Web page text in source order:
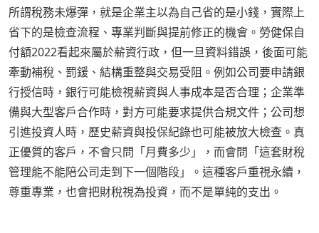
所謂稅務未爆彈，就是企業主以為自己省的是小錢，實際上
省下的是檢查流程、專業判斷與提前修正的機會。勞健保自
付額2022看起來屬於薪資行政，但一旦資料錯誤，後面可能
牽動補稅、罰鍰、結構重整與交易受阻。例如公司要申請銀
行授信時，銀行可能檢視薪資與人事成本是否合理；企業準
備與大型客戶合作時，對方可能要求提供合規文件；公司想
引進投資人時，歷史薪資與投保紀錄也可能被放大檢查。真
正優質的客戶，不會只問「月費多少」，而會問「這套財稅
管理能不能陪公司走到下一個階段」。這種客戶重視永續，
尊重專業，也會把財稅視為投資，而不是單純的支出。